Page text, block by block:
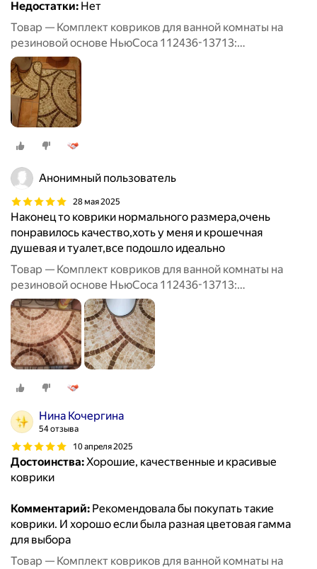
Недостатки: Нет
Товар — Комплект ковриков для ванной комнаты на
резиновой основе НьюСоса 112436-13713:
прямоугольный 50х80 и с вырезом 57х60
Анонимный пользователь
28 мая 2025
Наконец то коврики нормального размера,очень
понравилось качество,хоть у меня и крошечная
душевая и туалет,все подошло идеально
Товар — Комплект ковриков для ванной комнаты на
резиновой основе НьюСоса 112436-13713:
прямоугольный 50х80 и с вырезом 57х60
Нина Кочергина
54 отзыва
10 апреля 2025
Достоинства:Хорошие, качественные и красивые
коврики
Комментарий: Рекомендовала бы покупать такие
коврики. И хорошо если была разная цветовая гамма
для выбора
Товар — Комплект ковриков для ванной комнаты на